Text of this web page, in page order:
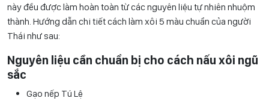
này đều được làm hoàn toàn từ các nguyên liệu tự nhiên nhuộm
thành. Hướng dẫn chi tiết cách làm xôi 5 màu chuẩn của người
Thái như sau:
Nguyên liệu cần chuẩn bị cho cách nấu xôi ngũ
sắc
Gạo nếp Tú Lệ